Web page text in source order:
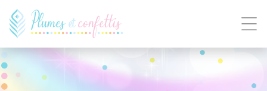
Panneau de gestion des cookies